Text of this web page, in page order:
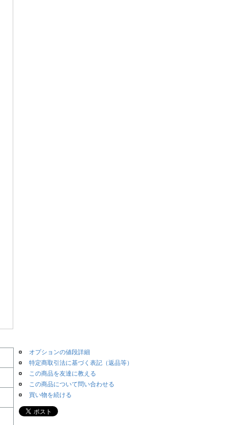
オプションの値段詳細
特定商取引法に基づく表記（返品等）
この商品を友達に教える
この商品について問い合わせる
買い物を続ける